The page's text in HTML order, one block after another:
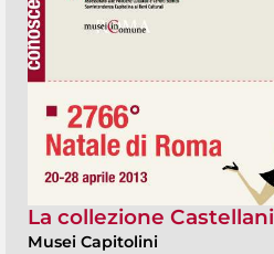
La collezione Castellani
Musei Capitolini